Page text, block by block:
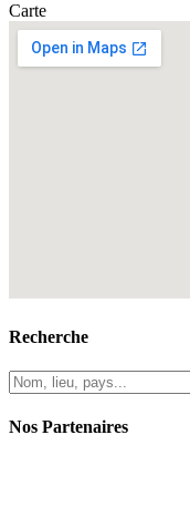
Carte
Recherche
Nos Partenaires